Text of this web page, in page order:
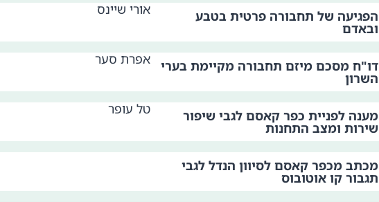
הפגיעה של תחבורה פרטית בטבע
ובאדם
אורי שיינס
דו"ח מסכם מיזם תחבורה מקיימת בערי
השרון
אפרת סער
מענה לפניית כפר קאסם לגבי שיפור
שירות ומצב התחנות
טל עופר
מכתב מכפר קאסם לסיוון הנדל לגבי
תגבור קו אוטובוס